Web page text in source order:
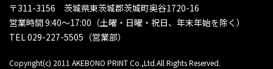
〒311-3156 茨城県東茨城郡茨城町奥谷1720-16
営業時間 9:40〜17:00（土曜・日曜・祝日、年末年始を除く）
TEL 029-227-5505（営業部）
Copyright(c) 2011 AKEBONO PRINT Co.,Ltd.All Rights Reserved.